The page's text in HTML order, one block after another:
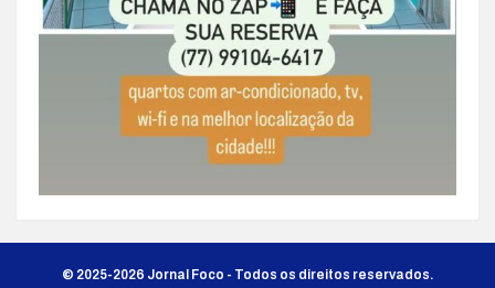
© 2025-2026 Jornal Foco - Todos os direitos reservados.